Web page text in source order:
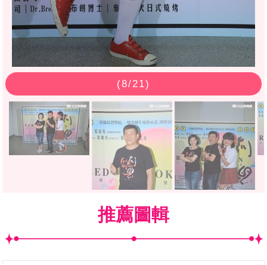
(8/21)
推薦圖輯